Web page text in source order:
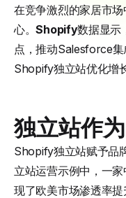
在竞争激烈的家居市
心。Shopify数据显示
点，推动Salesforce
Shopify独立站优化增
独立站作
Shopify独立站赋予品
立站运营示例中，一
现了欧美市场渗透率